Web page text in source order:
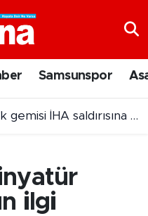
Samsunspor
İHA saldırısına uğradı
Başladı
ilgi
ve Fikstür